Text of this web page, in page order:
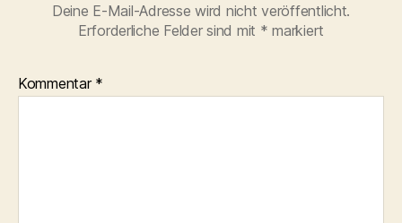
Deine E-Mail-Adresse wird nicht veröffentlicht.
Erforderliche Felder sind mit * markiert
Kommentar *